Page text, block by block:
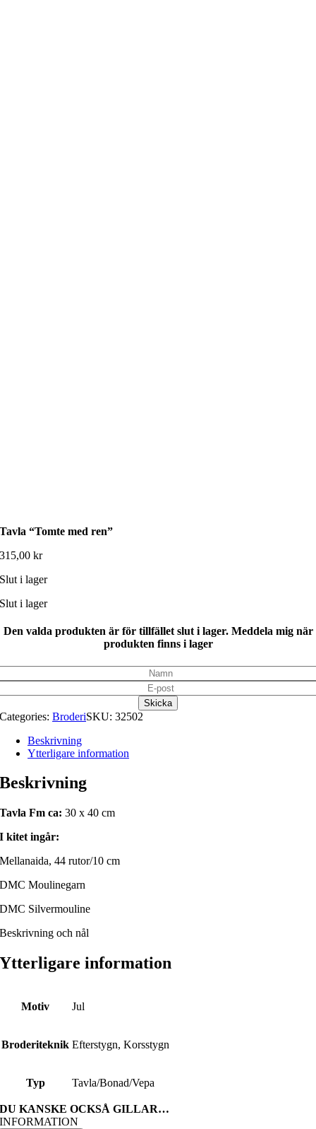
Tavla “Tomte med ren”
315,00kr
Slut i lager
Slut i lager
Den valda produkten är för tillfället slut i lager. Meddela mig när
produkten finns i lager
Categories:BroderiSKU:32502
Beskrivning
Ytterligare information
Beskrivning
Tavla Fm ca: 30 x 40 cm
I kitet ingår:
Mellanaida, 44 rutor/10 cm
DMC Moulinegarn
DMC Silvermouline
Beskrivning och nål
Ytterligare information
Motiv Jul
Broderiteknik Efterstygn, Korsstygn
Typ Tavla/Bonad/Vepa
DU KANSKE OCKSÅ GILLAR…
INFORMATION